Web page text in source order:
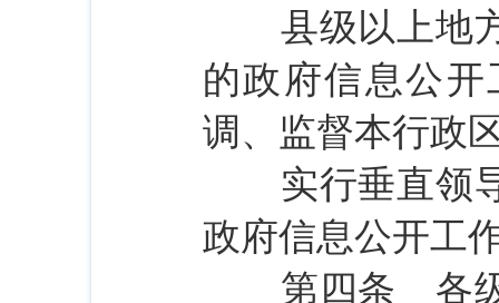
县级以上地方
的政府信息公
调、监督本行政
实行垂直领导
政府信息公开工
第四条 各级